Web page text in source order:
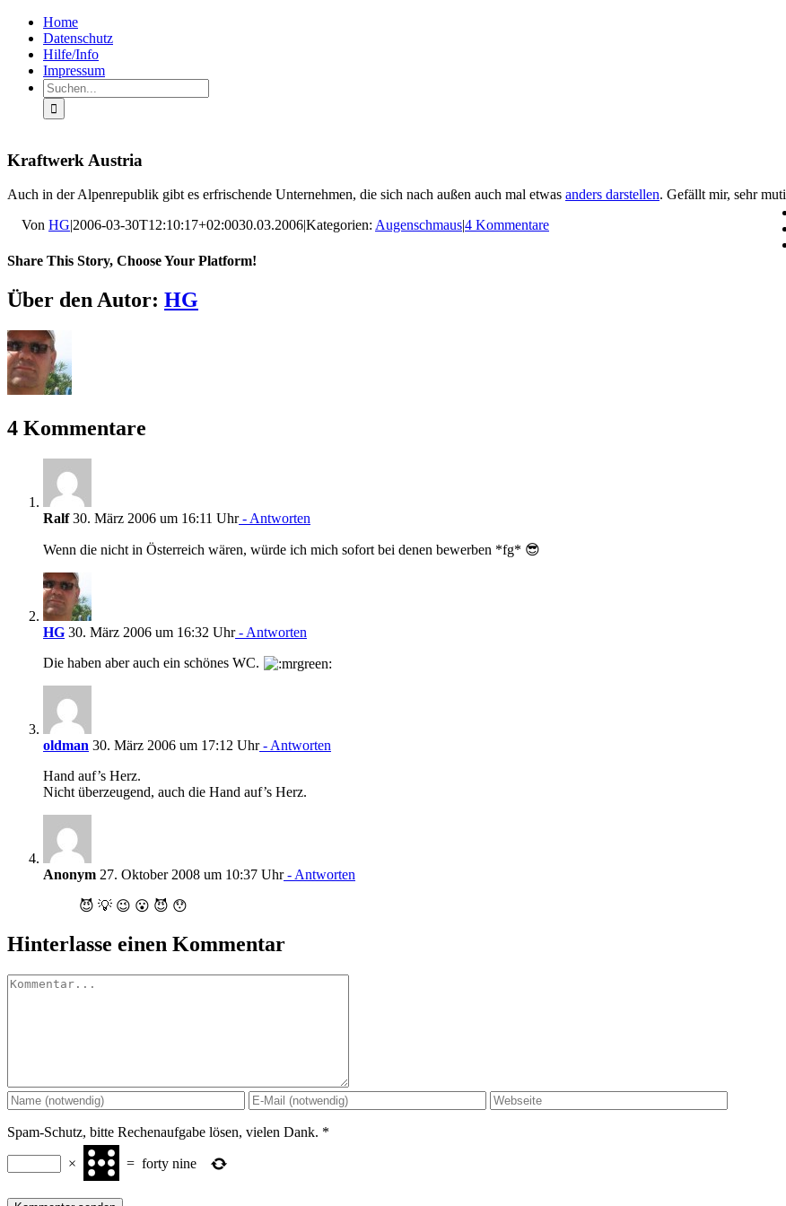
Zum
Inhalt
springen
FacebookHome
Datenschutz
Hilfe/Info
Impressum
Suche
nach:
Kraftwerk Austria
Auch in der Alpenrepublik gibt es erfrischende Unternehmen, die sich nach außen auch mal etwas anders darstellen. Gefällt mir, sehr
Von HG|2006-03-30T12:10:17+02:0030.03.2006|Kategorien: Augenschmaus|4 Kommentare
Share This Story, Choose Your Platform!
Facebook
X
LinkedIn
Pinterest
E-
Mail
Über den Autor: HG
4 Kommentare
Ralf30. März 2006 um 16:11 Uhr- Antworten
Wenn die nicht in Österreich wären, würde ich mich sofort bei denen bewerben *fg* 😎
HG 30. März 2006 um 16:32 Uhr- Antworten
Die haben aber auch ein schönes WC.
oldman 30. März 2006 um 17:12 Uhr- Antworten
Hand auf’s Herz.
Nicht überzeugend, auch die Hand auf’s Herz.
Anonym 27. Oktober 2008 um 10:37 Uhr- Antworten
😈 💡 😉 😮 😈 😯
Hinterlasse einen Kommentar
Kommentar
Spam-Schutz, bitte Rechenaufgabe lösen, vielen Dank. *
× = forty nine